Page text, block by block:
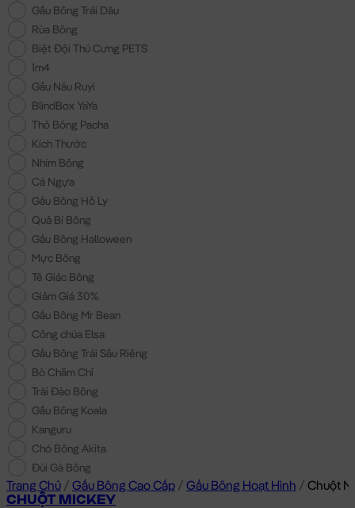
Gấu Bông Trái Dâu
Rùa Bông
Biệt Đội Thú Cưng PETS
1m4
Gấu Nâu Ruyi
BlindBox YaYa
Thỏ Bông Pacha
Kích Thước
Nhím Bông
Cá Ngựa
Gấu Bông Hồ Ly
Quả Bí Bông
Gấu Bông Halloween
Mực Bông
Tê Giác Bông
Giảm Giá 30%
Gấu Bông Mr Bean
Công chúa Elsa
Gấu Bông Trái Sầu Riêng
Bò Chăm Chỉ
Trài Đào Bông
Gấu Bông Koala
Kanguru
Chó Bông Akita
Đùi Gà Bông
Trang Chủ / Gấu Bông Cao Cấp / Gấu Bông Hoạt Hình / Chuột
CHUỘT MICKEY